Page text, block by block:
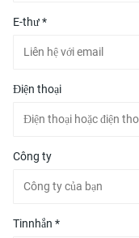
E-thư *
Điện thoại
Công ty
Tinnhắn *